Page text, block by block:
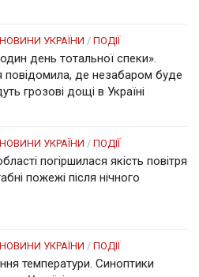
НОВИНИ УКРАЇНИ / ПОДІЇ
день тотальної спеки».
повідомила, де незабаром буде
грозові дощі в Україні
НОВИНИ УКРАЇНИ / ПОДІЇ
погіршилася якість повітря
пожежі після нічного
НОВИНИ УКРАЇНИ / ПОДІЇ
температури. Синоптики